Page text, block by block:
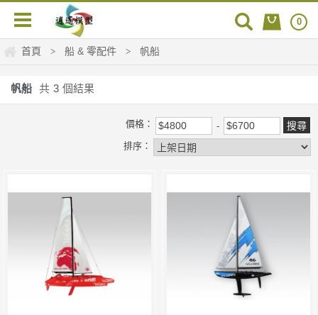
0
首頁 > 船 & 零配件 > 帆船
帆船 共 3 個結果
價格：
排序：